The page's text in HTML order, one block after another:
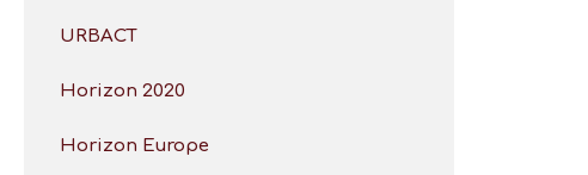
URBACT
Horizon 2020
Horizon Europe